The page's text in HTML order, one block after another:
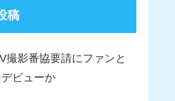
稿
撮影番協要請にファンと
ビューか